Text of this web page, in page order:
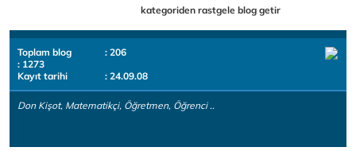
kategoriden rastgele blog getir
Toplam blog
: 206
: 1273
Kayıt tarihi
: 24.09.08
Don Kişot, Matematikçi, Öğretmen, Öğrenci ..